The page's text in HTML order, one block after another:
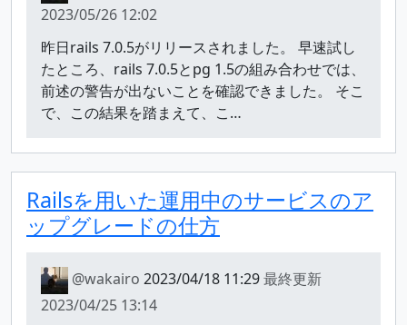
2023/05/26 12:02
昨日rails 7.0.5がリリースされました。 早速試し
たところ、rails 7.0.5とpg 1.5の組み合わせでは、
前述の警告が出ないことを確認できました。 そこ
で、この結果を踏まえて、こ…
Railsを用いた運用中のサービスのア
ップグレードの仕方
@wakairo 2023/04/18 11:29最終更新
2023/04/25 13:14